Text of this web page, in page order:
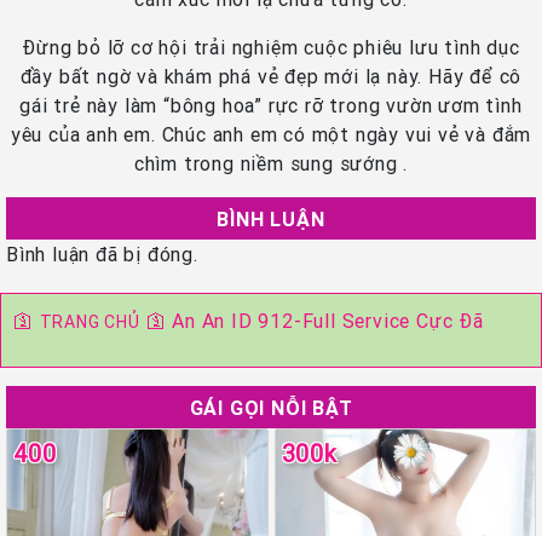
Đừng bỏ lỡ cơ hội trải nghiệm cuộc phiêu lưu tình dục
đầy bất ngờ và khám phá vẻ đẹp mới lạ này. Hãy để cô
gái trẻ này làm “bông hoa” rực rỡ trong vườn ươm tình
yêu của anh em. Chúc anh em có một ngày vui vẻ và đắm
chìm trong niềm sung sướng .
BÌNH LUẬN
Bình luận đã bị đóng.
🛐 TRANG CHỦ 🛐An An ID 912-Full Service Cực Đã
GÁI GỌI NỖI BẬT
400 300k